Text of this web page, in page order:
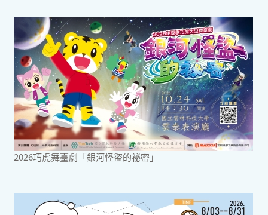
2026巧虎舞臺劇「銀河怪盜的祕密」